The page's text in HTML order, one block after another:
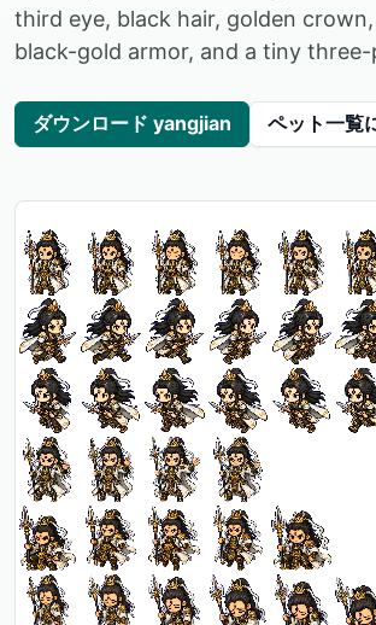
third eye, black hair, golden
black-gold armor, and a tiny
ダウンロード yangjian ペット一覧